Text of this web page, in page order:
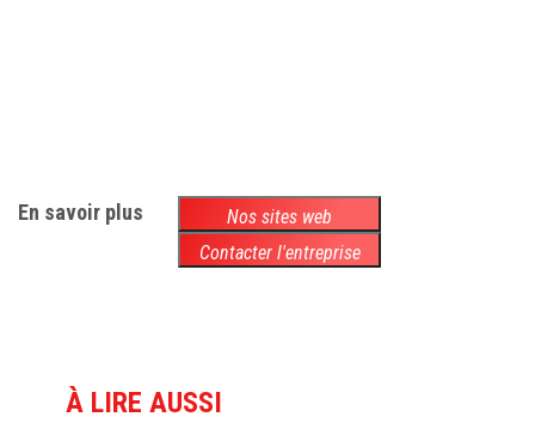
En savoir plus
Nos sites web
Contacter l'entreprise
À LIRE AUSSI